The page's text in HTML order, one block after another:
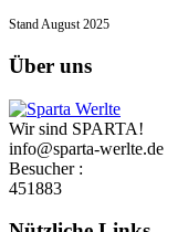
Stand August 2025
Über uns
Wir sind SPARTA!
info@sparta-werlte.de
Besucher :
451883